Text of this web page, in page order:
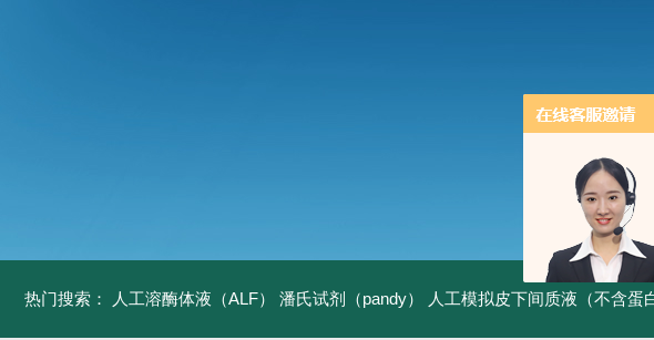
热门搜索： 人工溶酶体液（ALF） 潘氏试剂（pandy） 人工模拟皮下间质液（不含蛋